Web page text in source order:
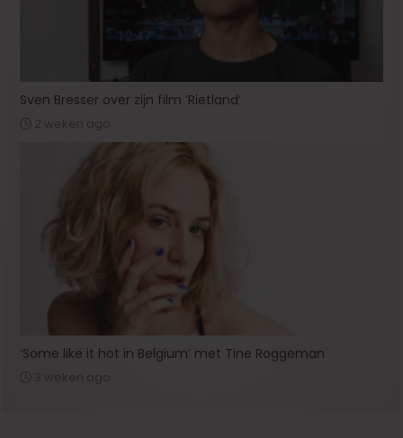
Sven Bresser over zijn film ‘Rietland’
2 weken ago
‘Some like it hot in Belgium’ met Tine Roggeman